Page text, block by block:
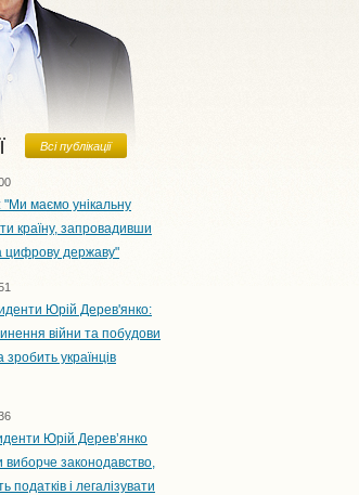
Всі публікації
"Ми маємо унікальну
країну, запровадивши
цифрову державу"
Юрій Дерев'янко:
війни та побудови
зробить українців
Юрій Дерев’янко
виборче законодавство,
податків і легалізувати